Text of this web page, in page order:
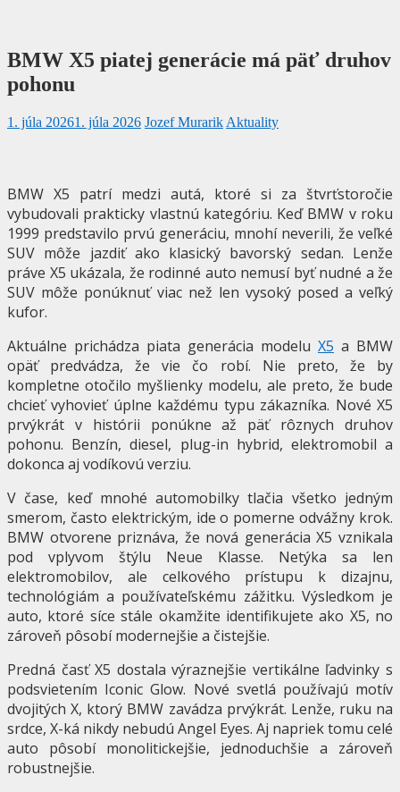
BMW X5 piatej generácie má päť druhov
pohonu
1. júla 20261. júla 2026 Jozef Murarik Aktuality
BMW X5 patrí medzi autá, ktoré si za štvrťstoročie
vybudovali prakticky vlastnú kategóriu. Keď BMW v roku
1999 predstavilo prvú generáciu, mnohí neverili, že veľké
SUV môže jazdiť ako klasický bavorský sedan. Lenže
práve X5 ukázala, že rodinné auto nemusí byť nudné a že
SUV môže ponúknuť viac než len vysoký posed a veľký
kufor.
Aktuálne prichádza piata generácia modelu X5 a BMW
opäť predvádza, že vie čo robí. Nie preto, že by
kompletne otočilo myšlienky modelu, ale preto, že bude
chcieť vyhovieť úplne každému typu zákazníka. Nové X5
prvýkrát v histórii ponúkne až päť rôznych druhov
pohonu. Benzín, diesel, plug-in hybrid, elektromobil a
dokonca aj vodíkovú verziu.
V čase, keď mnohé automobilky tlačia všetko jedným
smerom, často elektrickým, ide o pomerne odvážny krok.
BMW otvorene priznáva, že nová generácia X5 vznikala
pod vplyvom štýlu Neue Klasse. Netýka sa len
elektromobilov, ale celkového prístupu k dizajnu,
technológiám a používateľskému zážitku. Výsledkom je
auto, ktoré síce stále okamžite identifikujete ako X5, no
zároveň pôsobí modernejšie a čistejšie.
Predná časť X5 dostala výraznejšie vertikálne ľadvinky s
podsvietením Iconic Glow. Nové svetlá používajú motív
dvojitých X, ktorý BMW zavádza prvýkrát. Lenže, ruku na
srdce, X-ká nikdy nebudú Angel Eyes. Aj napriek tomu celé
auto pôsobí monolitickejšie, jednoduchšie a zároveň
robustnejšie.